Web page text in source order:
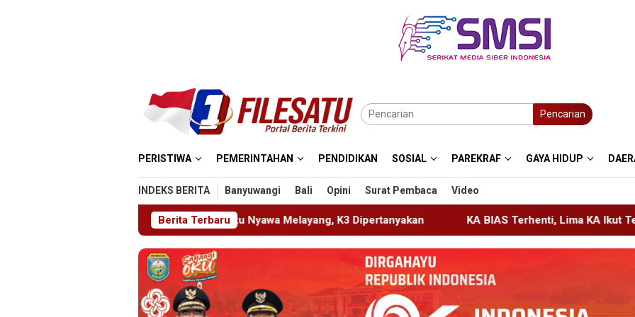
Pencarian
PERISTIWA PEMERINTAHAN PENDIDIKAN SOSIAL PAREKRAF GAYA HIDUP
INDEKS BERITA Banyuwangi Bali Opini Surat Pembaca Video
Berita Terbaru
MIN 5 Madiun: Satu Nyawa Melayang, K3 Dipertanyakan KA BIAS Terhenti, Lima KA Ikut Terdampak, KAI Daop 7